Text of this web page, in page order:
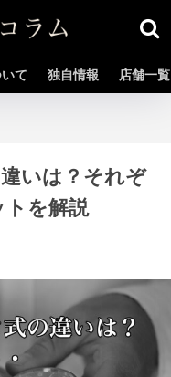
て 独自情報 店舗一覧
いは？それぞ
を解説